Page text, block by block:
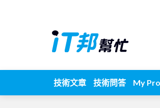
技術文章 技術問答 My